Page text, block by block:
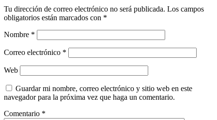
Tu dirección de correo electrónico no será publicada. Los campos
obligatorios están marcados con *
Nombre *
Correo electrónico *
Web
Guardar mi nombre, correo electrónico y sitio web en este
navegador para la próxima vez que haga un comentario.
Comentario *